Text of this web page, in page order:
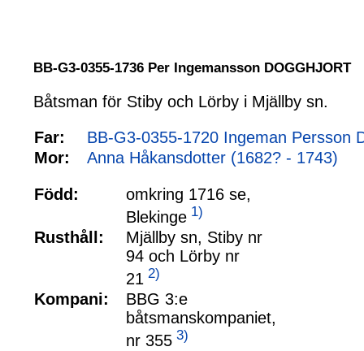
BB-G3-0355-1736 Per Ingemansson DOGGHJORT
Båtsman för Stiby och Lörby i Mjällby sn.
Far:
BB-G3-0355-1720 Ingeman Persson
Mor:
Anna Håkansdotter (1682? - 1743)
Född:
omkring 1716 se,
Blekinge 1)
Rusthåll:
Mjällby sn, Stiby nr
94 och Lörby nr
21 2)
Kompani:
BBG 3:e
båtsmanskompaniet,
nr 355 3)